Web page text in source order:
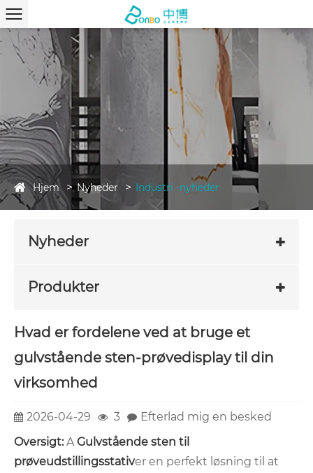
Hjem Nyheder Industri -nyheder
Nyheder
Produkter
Hvad er fordelene ved at bruge et
gulvstående sten-prøvedisplay til din
virksomhed
2026-04-29 3
Efterlad mig en besked
Oversigt:AGulvstående sten til
prøveudstillingsstativer en perfekt løsning til at